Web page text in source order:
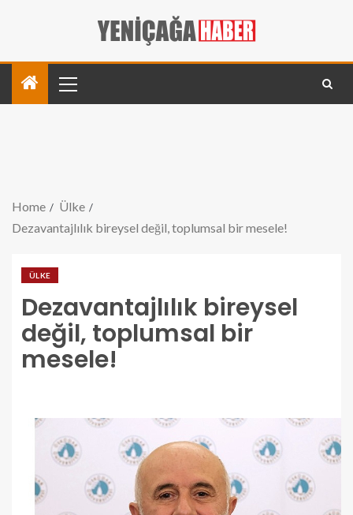
Home
Ülke
Dezavantajlılık bireysel değil, toplumsal bir mesele!
ÜLKE
Dezavantajlılık bireysel
değil, toplumsal bir
mesele!